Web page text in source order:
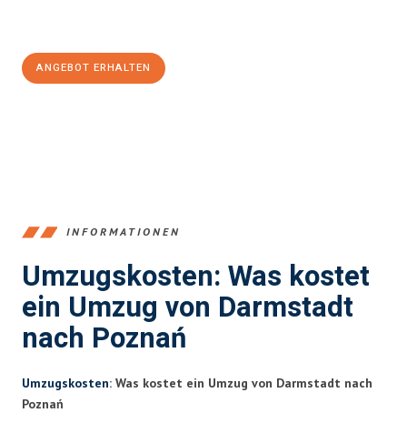
ANGEBOT ERHALTEN
INFORMATIONEN
Umzugskosten: Was kostet
ein Umzug von Darmstadt
nach Poznań
Umzugskosten: Was kostet ein Umzug von Darmstadt nach
Poznań